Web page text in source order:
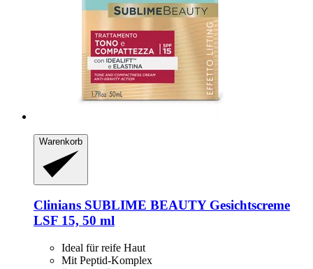
Warenkorb
Clinians SUBLIME BEAUTY Gesichtscreme
LSF 15, 50 ml
Ideal für reife Haut
Mit Peptid-Komplex